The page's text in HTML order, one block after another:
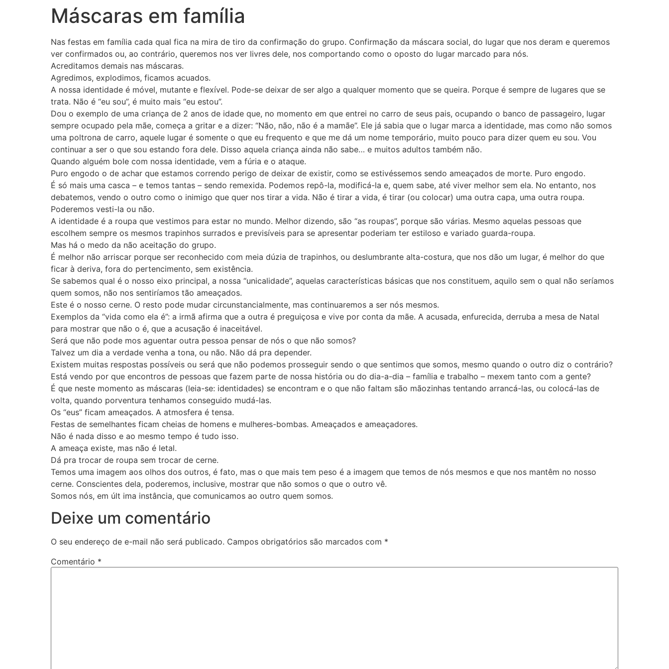
Máscaras em família
Nas festas em família cada qual fica na mira de tiro da confirmação do grupo. Confirmação da máscara social, do lugar que nos deram e queremos
ver confirmados ou, ao contrário, queremos nos ver livres dele, nos comportando como o oposto do lugar marcado para nós.
Acreditamos demais nas máscaras.
Agredimos, explodimos, ficamos acuados.
A nossa identidade é móvel, mutante e flexível. Pode-se deixar de ser algo a qualquer momento que se queira. Porque é sempre de lugares que se
trata. Não é “eu sou”, é muito mais “eu estou”.
Dou o exemplo de uma criança de 2 anos de idade que, no momento em que entrei no carro de seus pais, ocupando o banco de passageiro, lugar
sempre ocupado pela mãe, começa a gritar e a dizer: “Não, não, não é a mamãe”. Ele já sabia que o lugar marca a identidade, mas como não somos
uma poltrona de carro, aquele lugar é somente o que eu frequento e que me dá um nome temporário, muito pouco para dizer quem eu sou. Vou
continuar a ser o que sou estando fora dele. Disso aquela criança ainda não sabe… e muitos adultos também não.
Quando alguém bole com nossa identidade, vem a fúria e o ataque.
Puro engodo o de achar que estamos correndo perigo de deixar de existir, como se estivéssemos sendo ameaçados de morte. Puro engodo.
É só mais uma casca – e temos tantas – sendo remexida. Podemos repô-la, modificá-la e, quem sabe, até viver melhor sem ela. No entanto, nos
debatemos, vendo o outro como o inimigo que quer nos tirar a vida. Não é tirar a vida, é tirar (ou colocar) uma outra capa, uma outra roupa.
Poderemos vesti-la ou não.
A identidade é a roupa que vestimos para estar no mundo. Melhor dizendo, são “as roupas”, porque são várias. Mesmo aquelas pessoas que
escolhem sempre os mesmos trapinhos surrados e previsíveis para se apresentar poderiam ter estiloso e variado guarda-roupa.
Mas há o medo da não aceitação do grupo.
É melhor não arriscar porque ser reconhecido com meia dúzia de trapinhos, ou deslumbrante alta-costura, que nos dão um lugar, é melhor do que
ficar à deriva, fora do pertencimento, sem existência.
Se sabemos qual é o nosso eixo principal, a nossa “unicalidade”, aquelas características básicas que nos constituem, aquilo sem o qual não seríamos
quem somos, não nos sentiríamos tão ameaçados.
Este é o nosso cerne. O resto pode mudar circunstancialmente, mas continuaremos a ser nós mesmos.
Exemplos da “vida como ela é”: a irmã afirma que a outra é preguiçosa e vive por conta da mãe. A acusada, enfurecida, derruba a mesa de Natal
para mostrar que não o é, que a acusação é inaceitável.
Será que não pode mos aguentar outra pessoa pensar de nós o que não somos?
Talvez um dia a verdade venha a tona, ou não. Não dá pra depender.
Existem muitas respostas possíveis ou será que não podemos prosseguir sendo o que sentimos que somos, mesmo quando o outro diz o contrário?
Está vendo por que encontros de pessoas que fazem parte de nossa história ou do dia-a-dia – família e trabalho – mexem tanto com a gente?
É que neste momento as máscaras (leia-se: identidades) se encontram e o que não faltam são mãozinhas tentando arrancá-las, ou colocá-las de
volta, quando porventura tenhamos conseguido mudá-las.
Os “eus” ficam ameaçados. A atmosfera é tensa.
Festas de semelhantes ficam cheias de homens e mulheres-bombas. Ameaçados e ameaçadores.
Não é nada disso e ao mesmo tempo é tudo isso.
A ameaça existe, mas não é letal.
Dá pra trocar de roupa sem trocar de cerne.
Temos uma imagem aos olhos dos outros, é fato, mas o que mais tem peso é a imagem que temos de nós mesmos e que nos mantêm no nosso
cerne. Conscientes dela, poderemos, inclusive, mostrar que não somos o que o outro vê.
Somos nós, em últ ima instância, que comunicamos ao outro quem somos.
Deixe um comentário
O seu endereço de e-mail não será publicado. Campos obrigatórios são marcados com *
Comentário *